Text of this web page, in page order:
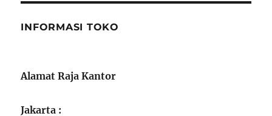
INFORMASI TOKO
Alamat Raja Kantor
Jakarta :